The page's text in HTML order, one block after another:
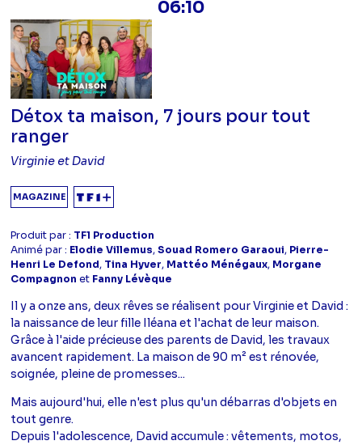
06:10
Détox ta maison, 7 jours pour tout
ranger
Virginie et David
MAGAZINE
Produit par : TF1 Production
Animé par : Elodie Villemus,Souad Romero Garaoui, Pierre-
Henri Le Defond, Tina Hyver, Mattéo Ménégaux, Morgane
Compagnon et Fanny Lévèque
Il y a onze ans, deux rêves se réalisent pour Virginie et David :
la naissance de leur fille Iléana et l'achat de leur maison.
Grâce à l'aide précieuse des parents de David, les travaux
avancent rapidement. La maison de 90 m² est rénovée,
soignée, pleine de promesses...
Mais aujourd'hui, elle n'est plus qu'un débarras d'objets en
tout genre.
Depuis l'adolescence, David accumule : vêtements, motos,